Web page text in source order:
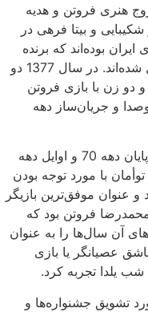
هنری فروتن و هدیه
و بیتا فرهی در
بوده‌اند که برنده
سیمرغ بلورین نقش اول مرد و زن سال شده‌اند. در سال 1377 دو
دو زن با بازی فروتن
و جریان‌ساز دهه
بعد از اکران مرسدس در سال 1376 تا پایان دهه 70 و اوایل دهه
توأمان با مورد توجه بودن
عنوان موفق‌ترین بازیگر
فروتن بود که
آن سال‌ها را به عنوان
عصیانگر یا بازی
یلدا تجربه کرد.
تشویق جشنواره‌ها و